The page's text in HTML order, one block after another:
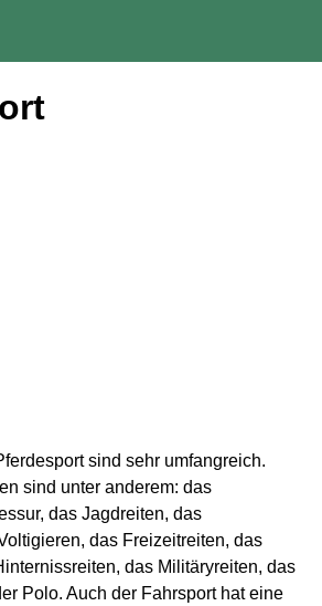
sind sehr umfangreich.
sind unter anderem: das
das Jagdreiten, das
das Freizeitreiten, das
das Militäryreiten, das
Polo. Auch der Fahrsport hat eine